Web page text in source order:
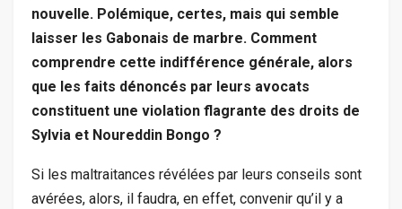
nouvelle. Polémique, certes, mais qui semble
laisser les Gabonais de marbre. Comment
comprendre cette indifférence générale, alors
que les faits dénoncés par leurs avocats
constituent une violation flagrante des droits de
Sylvia et Noureddin Bongo ?
Si les maltraitances révélées par leurs conseils sont
avérées, alors, il faudra, en effet, convenir qu’il y a